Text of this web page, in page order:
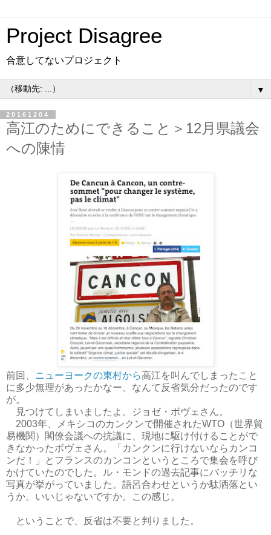
Project Disagree
合意してないプロジェクト
▼
20161204
高江のためにできること＞12月県議会
への陳情
前回、 ニューヨークの東村から高江を叫んでしまったこと
に多少無理があったかなー、なんて反省気分だったのです
が。
見つけてしまいましたよ。ジョゼ・ボヴェさん。
2003年、メキシコのカンクンで開催されたWTO（世界貿
易機関）閣僚会議への抗議に、現地に駆け付けることがで
きなかったボヴェさん。「カンクンに行けないならカンコ
ンだ！」とフランスのカンコンというところで集会を呼び
かけていたのでした。ル・モンドの過去記事にバッチリな
写真が挙がっていました。語呂合わせというか駄洒落とい
うか。いいじゃないですか。この感じ。
ということで、反省は不要と判りました。